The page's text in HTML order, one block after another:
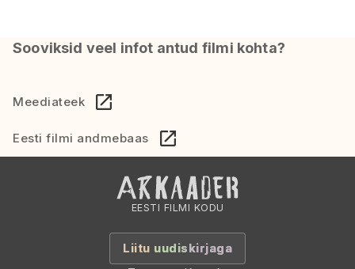
Sooviksid veel infot antud filmi kohta?
Meediateek
Eesti filmi andmebaas
EESTI FILMI KODU
Liitu uudiskirjaga